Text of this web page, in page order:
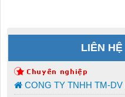
LIÊN
CONG TY TNHH TM-DV